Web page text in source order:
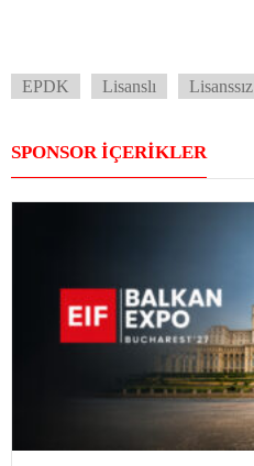
EPDK Lisanslı Lisanssız
SPONSOR İÇERİKLER